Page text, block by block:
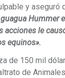
y aseguró
Hummer
acciones le
equinos».
de 150 mil
de